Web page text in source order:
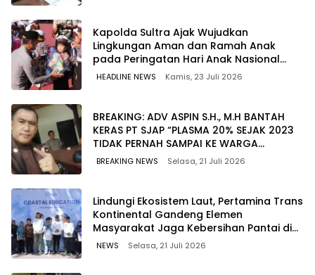
Kapolda Sultra Ajak Wujudkan
Lingkungan Aman dan Ramah Anak
pada Peringatan Hari Anak Nasional
2026
HEADLINE NEWS Kamis, 23 Juli 2026
BREAKING: ADV ASPIN S.H., M.H BANTAH
KERAS PT SJAP “PLASMA 20% SEJAK 2023
TIDAK PERNAH SAMPAI KE WARGA
WAWOONE!
BREAKING NEWS Selasa, 21 Juli 2026
Lindungi Ekosistem Laut, Pertamina Trans
Kontinental Gandeng Elemen
Masyarakat Jaga Kebersihan Pantai di
Bitung, Sulawesi
NEWS Selasa, 21 Juli 2026